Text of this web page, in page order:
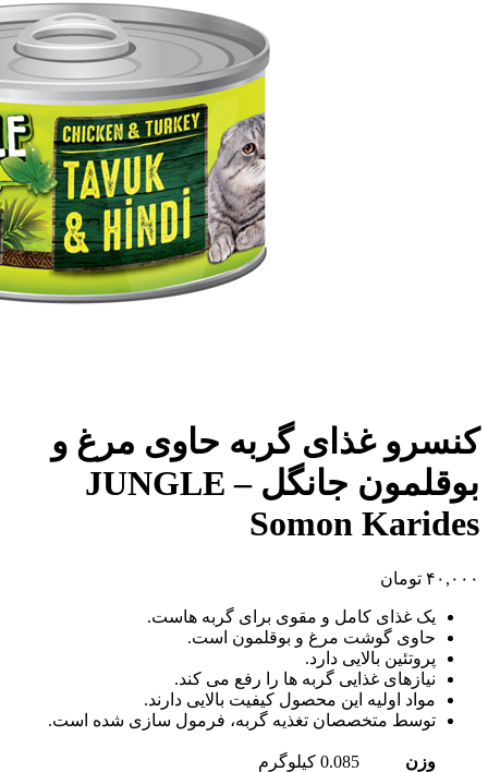
کنسرو غذای گربه حاوی مرغ و
بوقلمون جانگل – JUNGLE
Somon Karides
۴۰,۰۰۰ تومان
یک غذای کامل و مقوی برای گربه هاست.
حاوی گوشت مرغ و بوقلمون است.
پروتئین بالایی دارد.
نیازهای غذایی گربه ها را رفع می کند.
مواد اولیه این محصول کیفیت بالایی دارند.
توسط متخصصان تغذیه گربه، فرمول سازی شده است.
وزن 0.085 کیلوگرم